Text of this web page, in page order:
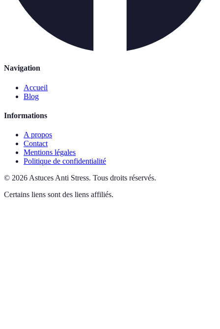
Navigation
Accueil
Blog
Informations
A propos
Contact
Mentions légales
Politique de confidentialité
© 2026 Astuces Anti Stress. Tous droits réservés.
Certains liens sont des liens affiliés.